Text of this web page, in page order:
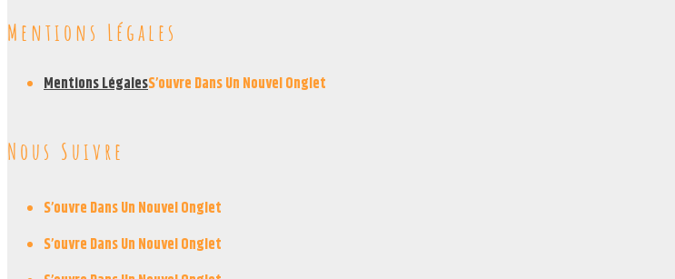
Mentions Légales
Mentions LégalesS’ouvre Dans Un Nouvel Onglet
Nous Suivre
S’ouvre Dans Un Nouvel Onglet
S’ouvre Dans Un Nouvel Onglet